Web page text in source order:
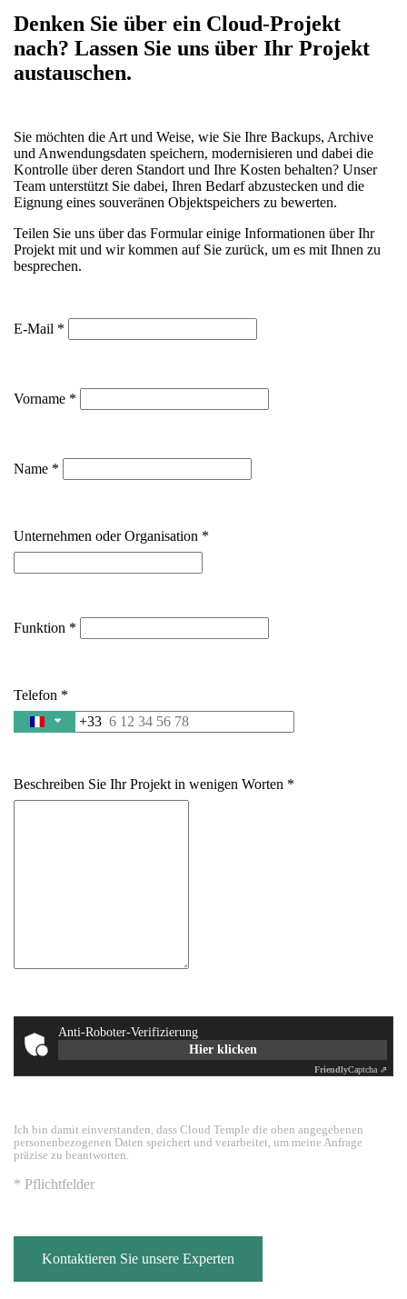
Denken Sie über ein Cloud-Projekt
nach? Lassen Sie uns über Ihr Projekt
austauschen.
Sie möchten die Art und Weise, wie Sie Ihre Backups, Archive
und Anwendungsdaten speichern, modernisieren und dabei die
Kontrolle über deren Standort und Ihre Kosten behalten? Unser
Team unterstützt Sie dabei, Ihren Bedarf abzustecken und die
Eignung eines souveränen Objektspeichers zu bewerten.
Teilen Sie uns über das Formular einige Informationen über Ihr
Projekt mit und wir kommen auf Sie zurück, um es mit Ihnen zu
besprechen.
E-Mail
Vorname
Name
Unternehmen oder Organisation
Funktion
Telefon
France
+33
Beschreiben Sie Ihr Projekt in wenigen Worten
Anti-Roboter-Verifizierung
Hier klicken
FriendlyCaptcha ⇗
Ich bin damit einverstanden, dass Cloud Temple die oben angegebenen
personenbezogenen Daten speichert und verarbeitet, um meine Anfrage
präzise zu beantworten.
* Pflichtfelder
Kontaktieren Sie unsere Experten